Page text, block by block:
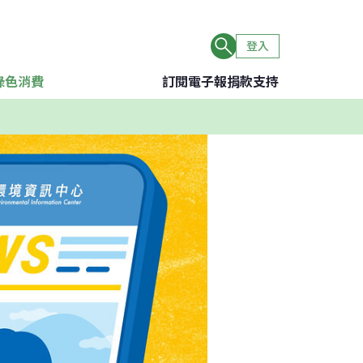
登入
色消費 訂閱電子報捐款支持